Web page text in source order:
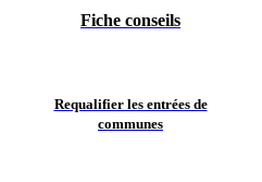
Fiche conseils
Requalifier les entrées de
communes